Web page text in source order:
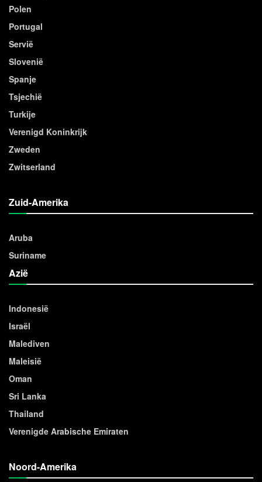
Polen
Portugal
Servië
Slovenië
Spanje
Tsjechië
Turkije
Verenigd Koninkrijk
Zweden
Zwitserland
Zuid-Amerika
Aruba
Suriname
Azië
Indonesië
Israël
Malediven
Maleisië
Oman
Sri Lanka
Thailand
Verenigde Arabische Emiraten
Noord-Amerika